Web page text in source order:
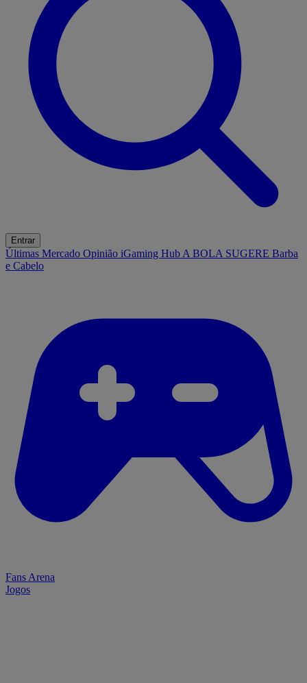
Entrar
Últimas Mercado Opinião iGaming Hub A BOLA SUGERE Barba
e Cabelo
Fans Arena
Jogos